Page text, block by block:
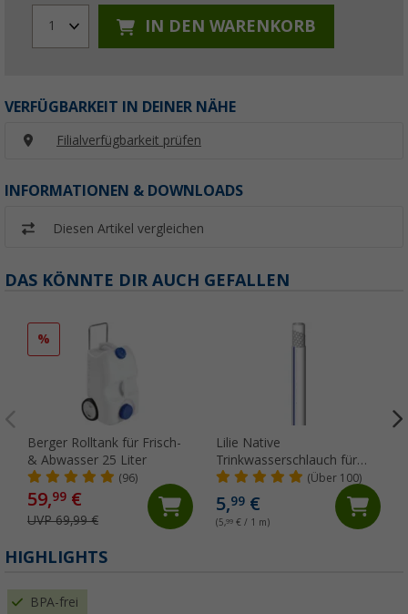
1 IN DEN WARENKORB
VERFÜGBARKEIT IN DEINER NÄHE
Filialverfügbarkeit prüfen
INFORMATIONEN & DOWNLOADS
Diesen Artikel vergleichen
DAS KÖNNTE DIR AUCH GEFALLEN
%
Berger Rolltank für Frisch-
& Abwasser 25 Liter
(96)
59,99 €
UVP 69,99 €
Lilie Native
Trinkwasserschlauch für
Kaltwasser 10x15 mm
(Meterware)
(Über 100)
5,99€
(5,99€ / 1 m)
HIGHLIGHTS
BPA-frei